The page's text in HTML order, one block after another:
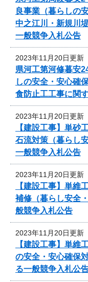
良事業（暮らしの
中之江川・新規川
一般競争入札公告
2023年11月20日更新
県河工第河修暮安
しの安全・安心
食防止工工事に関
2023年11月20日更新
【建設工事】単
石流対策（暮らし
一般競争入札公告
2023年11月20日更新
【建設工事】単
補修（暮らし安全
般競争入札公告
2023年11月20日更新
【建設工事】単
の安全・安心確保
る一般競争入札公